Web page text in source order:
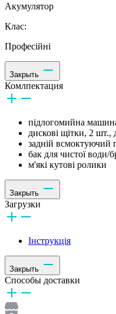
Акумулятор
Клас:
Професійні
Закрыть
Комлпектация
підлогомийна
дискові щітки, 2 шт.,
задній всмоктуючий
бак для чистої води/
м'які кутові ролики
Закрыть
Загрузки
Інструкція
Закрыть
Способы доставки